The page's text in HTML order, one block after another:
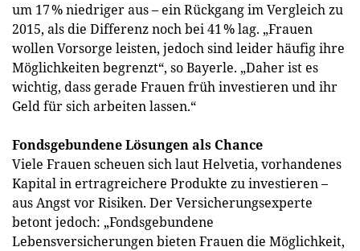
um 17 % niedriger aus – ein Rückgang im Vergleich zu
2015, als die Differenz noch bei 41 % lag. „Frauen
wollen Vorsorge leisten, jedoch sind leider häufig ihre
Möglichkeiten begrenzt“, so Bayerle. „Daher ist es
wichtig, dass gerade Frauen früh investieren und ihr
Geld für sich arbeiten lassen.“
Fondsgebundene Lösungen als Chance
Viele Frauen scheuen sich laut Helvetia, vorhandenes
Kapital in ertragreichere Produkte zu investieren –
aus Angst vor Risiken. Der Versicherungsexperte
betont jedoch: „Fondsgebundene
Lebensversicherungen bieten Frauen die Möglichkeit,